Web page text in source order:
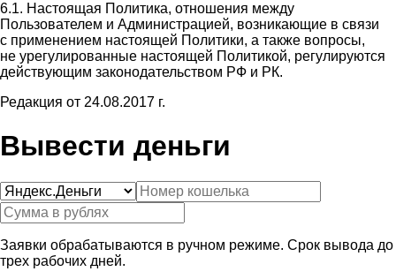
6.1. Настоящая Политика, отношения между
Пользователем и Администрацией, возникающие в связи
с применением настоящей Политики, а также вопросы,
не урегулированные настоящей Политикой, регулируются
действующим законодательством РФ и РК.
Редакция от 24.08.2017 г.
Вывести деньги
Заявки обрабатываются в ручном режиме. Срок вывода до
трех рабочих дней.